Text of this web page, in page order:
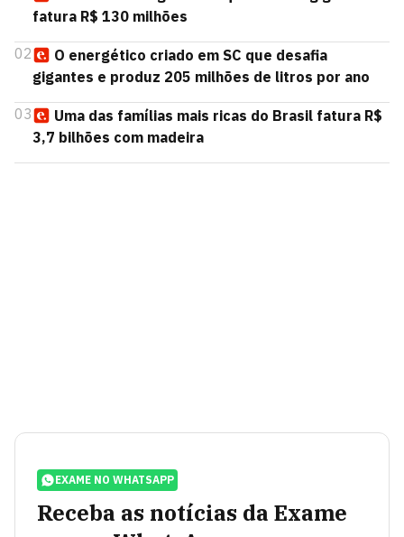
fatura R$ 130 milhões
02
O energético criado em SC que desafia
gigantes e produz 205 milhões de litros por ano
03
Uma das famílias mais ricas do Brasil fatura R$
3,7 bilhões com madeira
EXAME NO WHATSAPP
Receba as notícias da Exame